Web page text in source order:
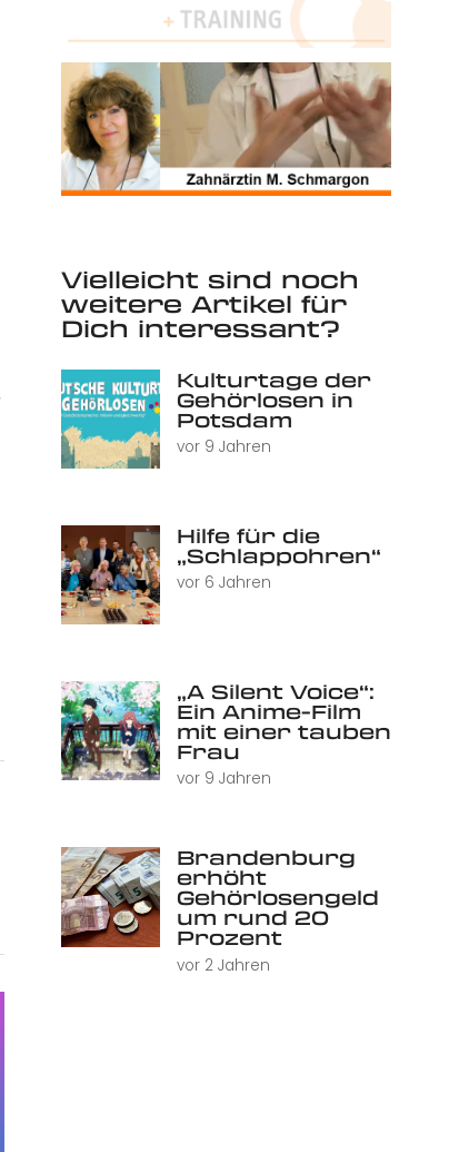
Vielleicht sind noch
weitere Artikel für
Dich interessant?
Kulturtage der
Gehörlosen in
Potsdam
vor 9 Jahren
Hilfe für die
„Schlappohren“
vor 6 Jahren
„A Silent Voice“:
Ein Anime-Film
mit einer tauben
Frau
vor 9 Jahren
Brandenburg
erhöht
Gehörlosengeld
um rund 20
Prozent
vor 2 Jahren